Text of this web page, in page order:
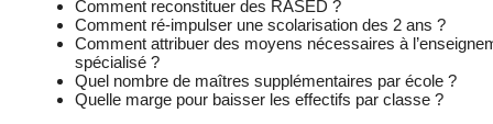
Comment reconstituer des RASED ?
Comment ré-impulser une scolarisation des 2 ans ?
Comment attribuer des moyens nécessaires à
spécialisé ?
Quel nombre de maîtres supplémentaires par école ?
Quelle marge pour baisser les effectifs par classe ?